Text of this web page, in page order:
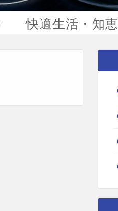
快適生活・知恵